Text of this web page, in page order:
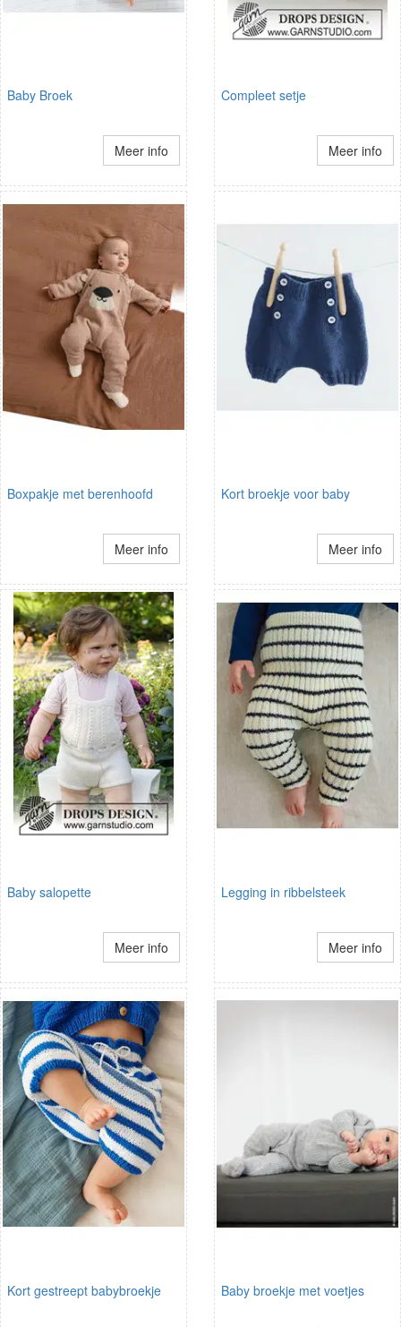
Baby Broek
Meer info
Compleet setje
Meer info
Boxpakje met berenhoofd
Meer info
Kort broekje voor baby
Meer info
Baby salopette
Meer info
Legging in ribbelsteek
Meer info
Kort gestreept babybroekje Baby broekje met voetjes